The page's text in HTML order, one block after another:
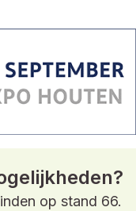
op stand 66.